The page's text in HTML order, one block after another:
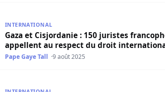
INTERNATIONAL
Gaza et Cisjordanie : 150 juristes
appellent au respect du droit
Pape Gaye Tall 9 août 2025